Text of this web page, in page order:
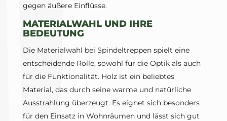
gegen äußere Einflüsse.
MATERIALWAHL UND IHRE
BEDEUTUNG
Die Materialwahl bei Spindeltreppen spielt eine
entscheidende Rolle, sowohl für die Optik als auch
für die Funktionalität. Holz ist ein beliebtes
Material, das durch seine warme und natürliche
Ausstrahlung überzeugt. Es eignet sich besonders
für den Einsatz in Wohnräumen und lässt sich gut